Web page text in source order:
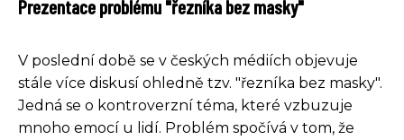
Prezentace problému "řezníka bez masky"
V poslední době se v českých médiích objevuje
stále více diskusí ohledně tzv. "řezníka bez masky".
Jedná se o kontroverzní téma, které vzbuzuje
mnoho emocí u lidí. Problém spočívá v tom, že